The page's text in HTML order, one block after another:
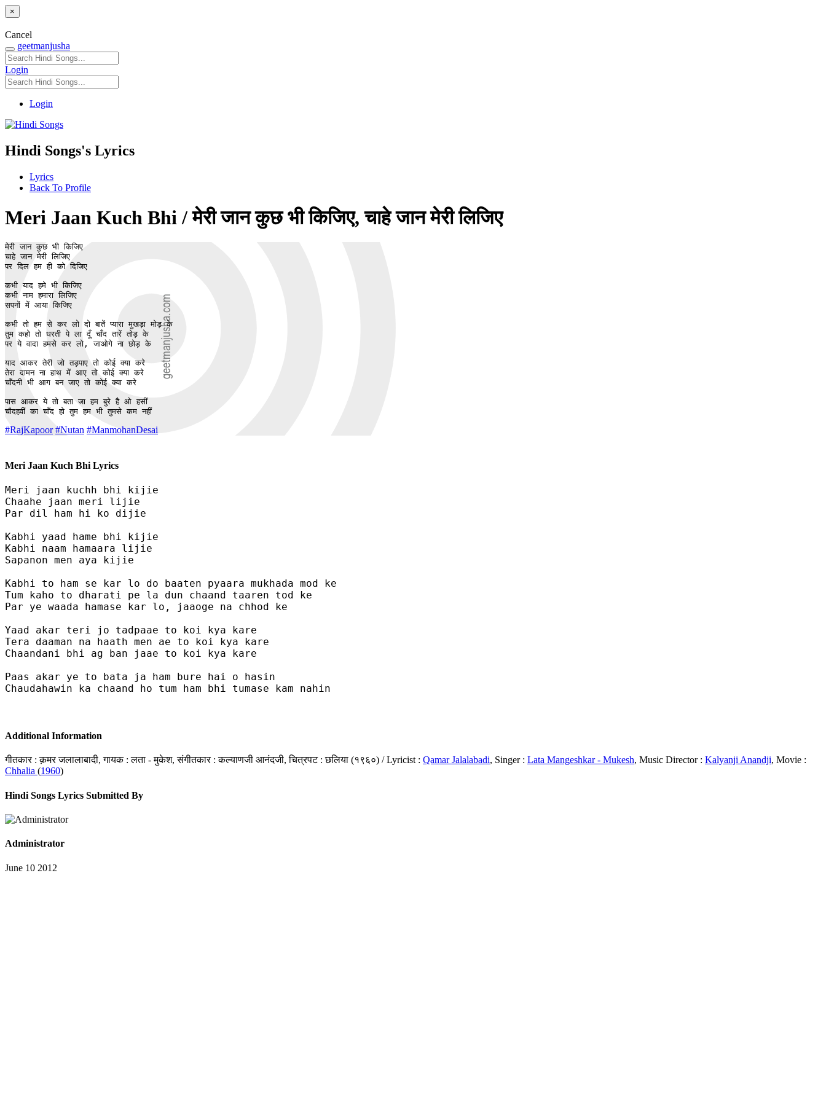
×
Cancel
geetmanjusha
Login
Login
Hindi Songs's Lyrics
Lyrics
Back To Profile
Meri Jaan Kuch Bhi / मेरी जान कुछ भी किजिए, चाहे जान मेरी लिजिए
मेरी जान कुछ भी किजिए
चाहे जान मेरी लिजिए
पर दिल हम ही को दिजिए
कभी याद हमे भी किजिए
कभी नाम हमारा लिजिए
सपनों में आया किजिए
कभी तो हम से कर लो दो बातें प्यारा मुखड़ा मोड़ के
तुम कहो तो धरती पे ला दूँ चाँद तारें तोड़ के
पर ये वादा हमसे कर लो, जाओगे ना छोड़ के
याद आकर तेरी जो तड़पाए तो कोई क्या करे
तेरा दामन ना हाथ में आए तो कोई क्या करे
चाँदनी भी आग बन जाए तो कोई क्या करे
पास आकर ये तो बता जा हम बुरे है ओ हसीं
चौदहवीं का चाँद हो तुम हम भी तुमसे कम नहीं
#RajKapoor #Nutan #ManmohanDesai
Meri Jaan Kuch Bhi Lyrics
Meri jaan kuchh bhi kijie
Chaahe jaan meri lijie
Par dil ham hi ko dijie
Kabhi yaad hame bhi kijie
Kabhi naam hamaara lijie
Sapanon men aya kijie
Kabhi to ham se kar lo do baaten pyaara mukhada mod ke
Tum kaho to dharati pe la dun chaand taaren tod ke
Par ye waada hamase kar lo, jaaoge na chhod ke
Yaad akar teri jo tadpaae to koi kya kare
Tera daaman na haath men ae to koi kya kare
Chaandani bhi ag ban jaae to koi kya kare
Paas akar ye to bata ja ham bure hai o hasin
Chaudahawin ka chaand ho tum ham bhi tumase kam nahin
Additional Information
गीतकार : क़मर जलालाबादी, गायक : लता - मुकेश, संगीतकार : कल्याणजी आनंदजी, चित्रपट : छलिया (१९६०) / Lyricist : Qamar Jalalabadi, Singer : Lata Mangeshkar - Mukesh, Music Director : Kalyanji Anandji, Movie :
Chhalia (1960)
Hindi Songs Lyrics Submitted By
Administrator
June 10 2012